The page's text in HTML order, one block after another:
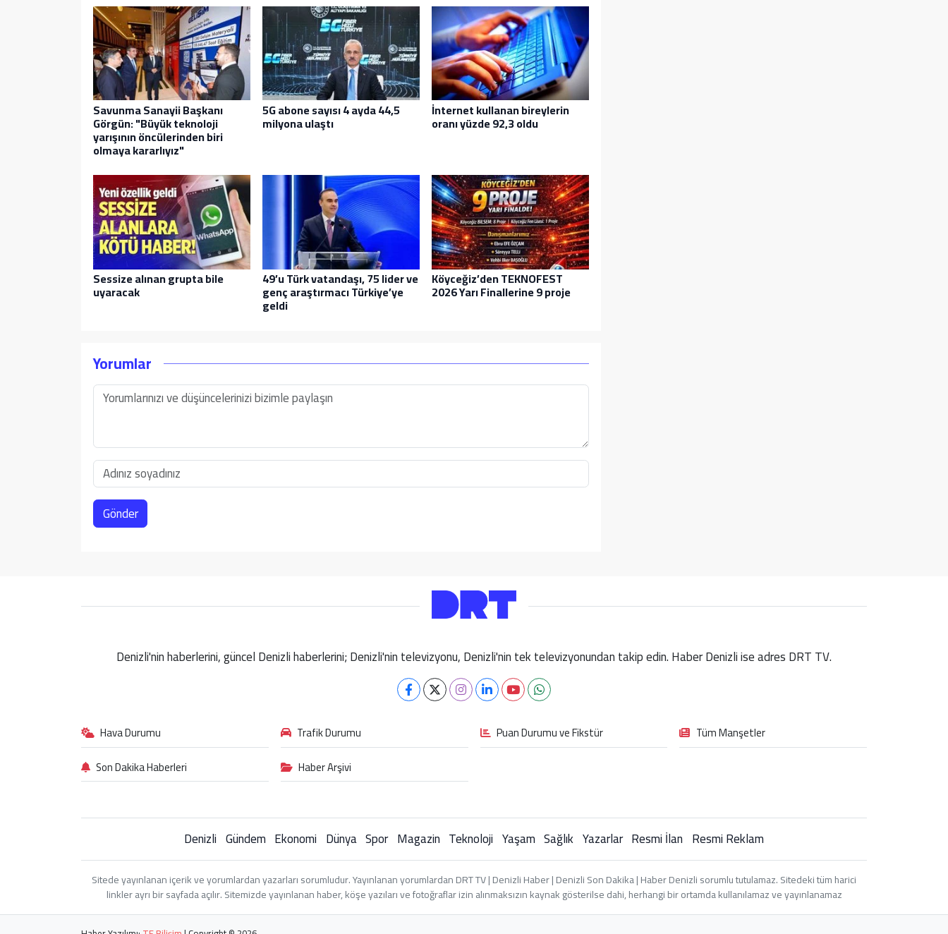
Savunma Sanayii Başkanı
Görgün: "Büyük teknoloji
yarışının öncülerinden biri
olmaya kararlıyız"
5G abone sayısı 4 ayda 44,5
milyona ulaştı
İnternet kullanan bireylerin
oranı yüzde 92,3 oldu
Sessize alınan grupta bile
uyaracak
49’u Türk vatandaşı, 75 lider ve
genç araştırmacı Türkiye’ye
geldi
Köyceğiz’den TEKNOFEST
2026 Yarı Finallerine 9 proje
Yorumlar
Gönder
Denizli'nin haberlerini, güncel Denizli haberlerini; Denizli'nin televizyonu, Denizli'nin tek televizyonundan takip edin. Haber Denizli ise adres DRT TV.
Hava Durumu Trafik Durumu Puan Durumu ve Fikstür
Tüm Manşetler
Son Dakika Haberleri
Haber Arşivi
Denizli Gündem Ekonomi Dünya Spor Magazin Teknoloji Yaşam Sağlık Yazarlar Resmi İlan Resmi Reklam
Sitede yayınlanan içerik ve yorumlardan yazarları sorumludur. Yayınlanan yorumlardan DRT TV | Denizli Haber | Denizli Son Dakika | Haber Denizli sorumlu tutulamaz. Sitedeki tüm harici
linkler ayrı bir sayfada açılır. Sitemizde yayınlanan haber, köşe yazıları ve fotoğraflar izin alınmaksızın kaynak gösterilse dahi, herhangi bir ortamda kullanılamaz ve yayınlanamaz